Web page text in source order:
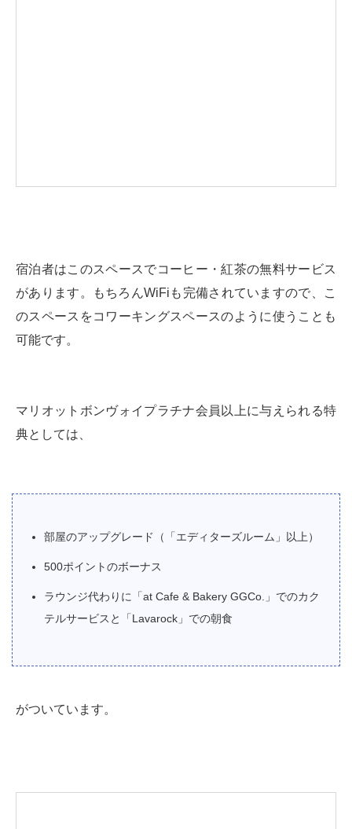
宿泊者はこのスペースでコーヒー・紅茶の無料サービス
があります。もちろんWiFiも完備されていますので、こ
のスペースをコワーキングスペースのように使うことも
可能です。
マリオットボンヴォイプラチナ会員以上に与えられる特
典としては、
部屋のアップグレード（「エディターズルーム」以上）
500ポイントのボーナス
ラウンジ代わりに「at Cafe & Bakery GGCo.」でのカク
テルサービスと「Lavarock」での朝食
がついています。